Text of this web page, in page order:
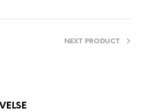
NEXT PRODUCT